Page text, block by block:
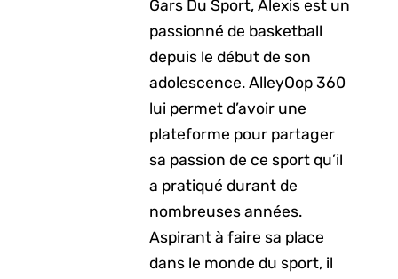
Gars Du Sport, Alexis est un
passionné de basketball
depuis le début de son
adolescence. AlleyOop 360
lui permet d’avoir une
plateforme pour partager
sa passion de ce sport qu’il
a pratiqué durant de
nombreuses années.
Aspirant à faire sa place
dans le monde du sport, il